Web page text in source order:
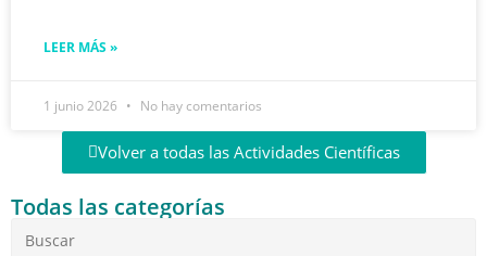
LEER MÁS »
1 junio 2026 No hay comentarios
Volver a todas las Actividades Científicas
Todas las categorías